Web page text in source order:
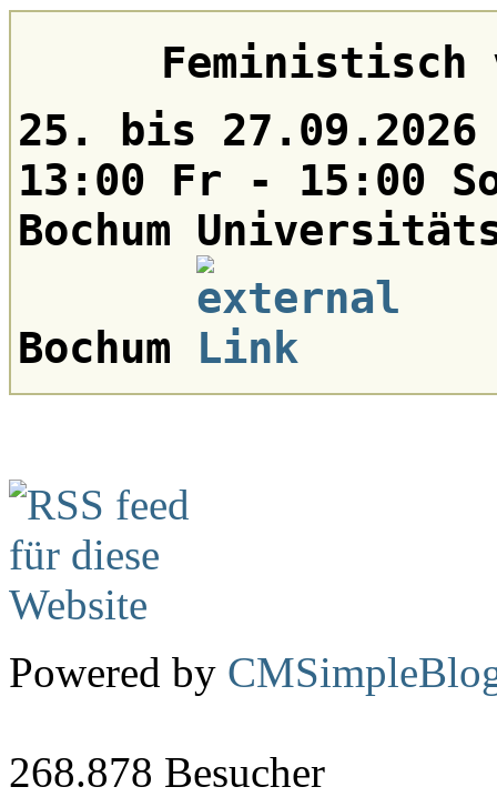
Feministisch
25. bis 27.09.2026
13:00 Fr - 15:00
Bochum
Bochum
Powered by
268.878 Besucher